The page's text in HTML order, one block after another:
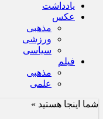
یادداشت
عکس
مذهبی
ورزشی
سیاسی
فیلم
مذهبی
علمی
شما اینجا هستید »